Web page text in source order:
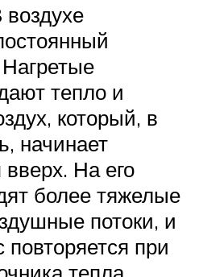
тепло и
который, в
начинает
На его
более тяжелые
потоки, и
повторяется при